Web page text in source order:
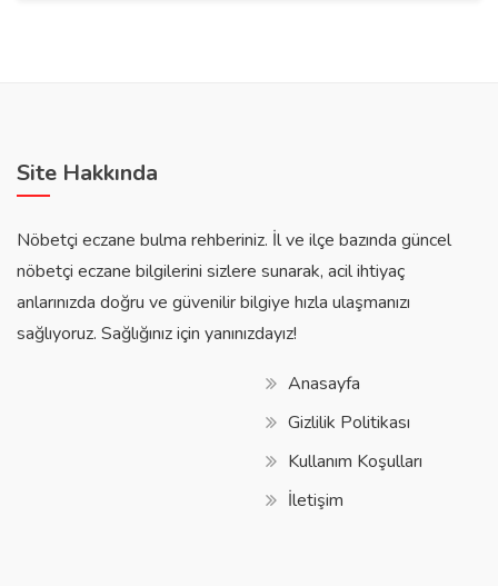
Site Hakkında
Nöbetçi eczane bulma rehberiniz. İl ve ilçe bazında güncel
nöbetçi eczane bilgilerini sizlere sunarak, acil ihtiyaç
anlarınızda doğru ve güvenilir bilgiye hızla ulaşmanızı
sağlıyoruz. Sağlığınız için yanınızdayız!
Anasayfa
Gizlilik Politikası
Kullanım Koşulları
İletişim